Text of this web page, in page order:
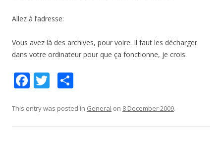
Allez à l’adresse:
Vous avez là des archives, pour voire. Il faut les décharger
dans votre ordinateur pour que ça fonctionne, je crois.
F
e
T
itt ar
This entry was posted in General on 8 December 2009.